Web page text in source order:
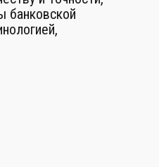
банковской